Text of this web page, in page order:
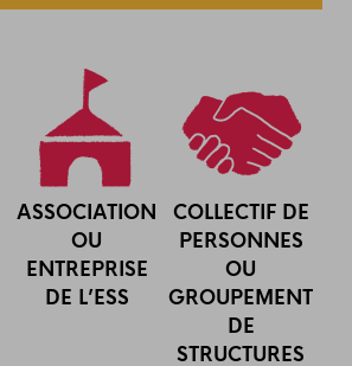
ASSOCIATION
OU
ENTREPRISE
DE L’ESS
COLLECTIF DE
PERSONNES
OU
GROUPEMENT
DE
STRUCTURES